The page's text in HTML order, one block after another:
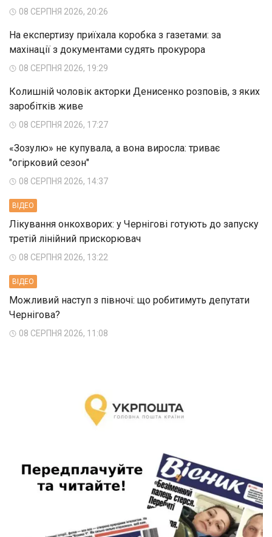
08 СЕРПНЯ 2026, 20:26
На експертизу приїхала коробка з газетами: за
махінації з документами судять прокурора
08 СЕРПНЯ 2026, 19:29
Колишній чоловік акторки Денисенко розповів, з яких
заробітків живе
08 СЕРПНЯ 2026, 17:27
«Зозулю» не купувала, а вона виросла: триває
"огірковий сезон"
08 СЕРПНЯ 2026, 14:37
ВIДЕО
Лікування онкохворих: у Чернігові готують до запуску
третій лінійний прискорювач
08 СЕРПНЯ 2026, 13:22
ВIДЕО
Можливий наступ з півночі: що робитимуть депутати
Чернігова?
08 СЕРПНЯ 2026, 11:08